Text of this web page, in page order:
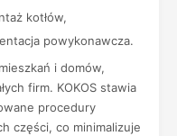
kotłów,
powykonawcza.
i domów,
firm. KOKOS stawia
procedury
części, co minimalizuje